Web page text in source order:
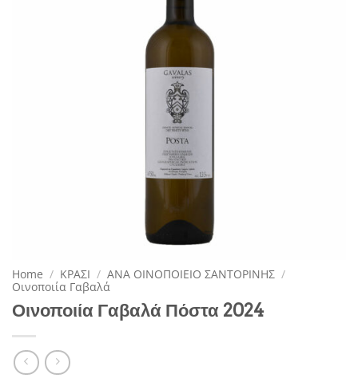
Home / ΚΡΑΣΙ / ΑΝΑ ΟΙΝΟΠΟΙΕΙΟ ΣΑΝΤΟΡΙΝΗΣ /
Οινοποιία Γαβαλά
Οινοποιία Γαβαλά Πόστα 2024